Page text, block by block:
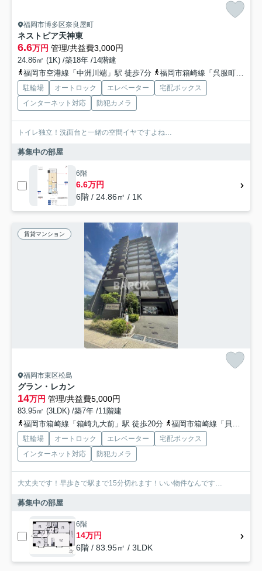
福岡市博多区奈良屋町
ネストピア天神東
6.6万円 管理/共益費3,000円
24.86㎡ (1K) /築18年 /14階建
福岡市空港線「中洲川端」駅 徒歩7分
福岡市箱崎線「呉服町」駅 徒歩7分
駐輪場 オートロック エレベーター
宅配ボックス
インターネット対応
防犯カメラ
トイレ独立！洗面台と一緒の空間イヤですよね…
募集中の部屋
6階
6.6万円
6階 / 24.86㎡ / 1K
賃貸マンション
福岡市東区松島
グラン・レカン
14万円 管理/共益費5,000円
83.95㎡ (3LDK) /築7年 /11階建
福岡市箱崎線「箱崎九大前」駅 徒歩20分
福岡市箱崎線「貝塚」駅 徒歩23分
駐輪場 オートロック エレベーター
宅配ボックス
インターネット対応
防犯カメラ
大丈夫です！早歩きで駅まで15分切れます！いい物件なんです…
募集中の部屋
6階
14万円
6階 / 83.95㎡ / 3LDK